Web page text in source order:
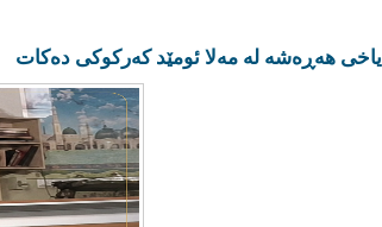
یاخی هەڕەشە لە مەلا ئومێد کەرکوکی دەکات